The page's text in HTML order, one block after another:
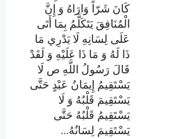
كَانَ شَرّاً وَارَاهُ وَ إِنَّ
الْمُنَافِقَ يَتَكَلَّمُ بِمَا أَتَى
عَلَى لِسَانِهِ لَا يَدْرِي مَا
ذَا لَهُ وَ مَا ذَا عَلَيْهِ وَ لَقَدْ
قَالَ رَسُولُ اللَّهِ ص لَا
يَسْتَقِيمُ إِيمَانُ عَبْدٍ حَتَّى
يَسْتَقِيمَ قَلْبُهُ وَ لَا
يَسْتَقِيمُ قَلْبُهُ حَتَّى
يَسْتَقِيمَ لِسَانُهُ…